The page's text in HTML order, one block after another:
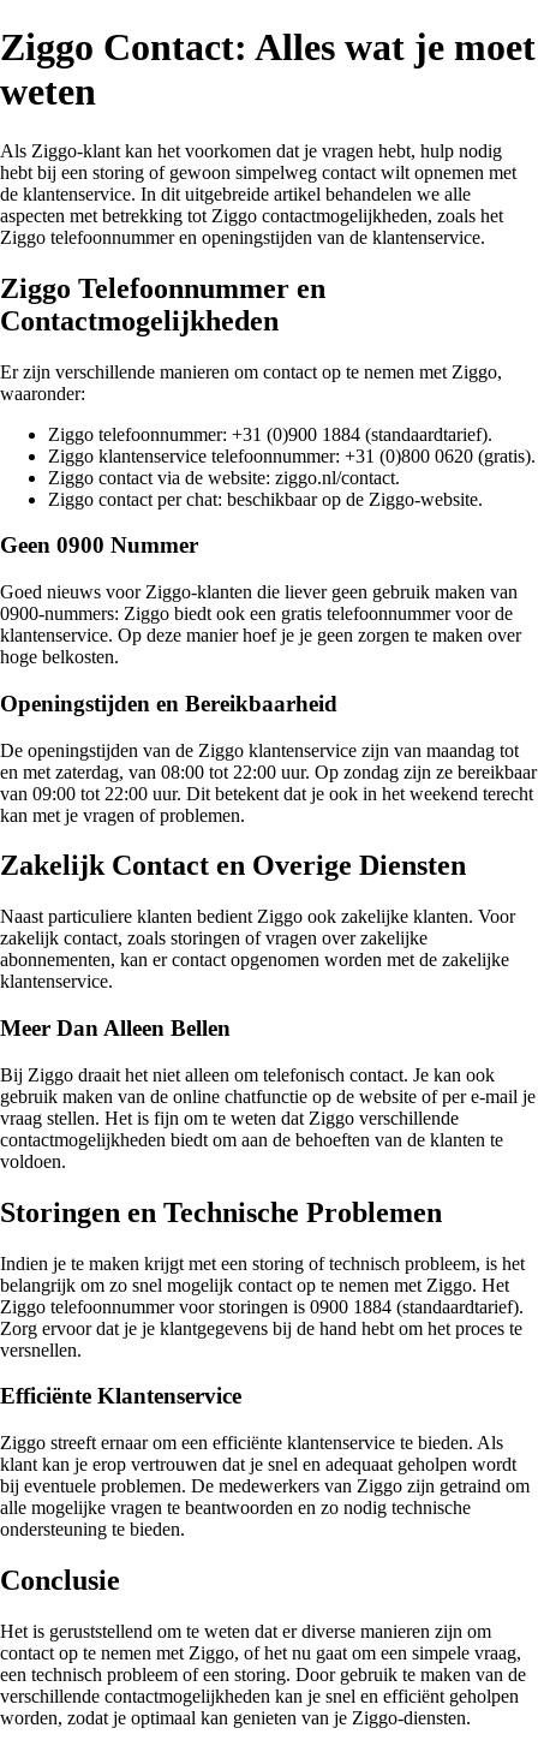
Ziggo Contact: Alles wat je moet
weten
Als Ziggo-klant kan het voorkomen dat je vragen hebt, hulp nodig
hebt bij een storing of gewoon simpelweg contact wilt opnemen met
de klantenservice. In dit uitgebreide artikel behandelen we alle
aspecten met betrekking tot Ziggo contactmogelijkheden, zoals het
Ziggo telefoonnummer en openingstijden van de klantenservice.
Ziggo Telefoonnummer en
Contactmogelijkheden
Er zijn verschillende manieren om contact op te nemen met Ziggo,
waaronder:
Ziggo telefoonnummer: +31 (0)900 1884 (standaardtarief).
Ziggo klantenservice telefoonnummer: +31 (0)800 0620 (gratis).
Ziggo contact via de website: ziggo.nl/contact.
Ziggo contact per chat: beschikbaar op de Ziggo-website.
Geen 0900 Nummer
Goed nieuws voor Ziggo-klanten die liever geen gebruik maken van
0900-nummers: Ziggo biedt ook een gratis telefoonnummer voor de
klantenservice. Op deze manier hoef je je geen zorgen te maken over
hoge belkosten.
Openingstijden en Bereikbaarheid
De openingstijden van de Ziggo klantenservice zijn van maandag tot
en met zaterdag, van 08:00 tot 22:00 uur. Op zondag zijn ze bereikbaar
van 09:00 tot 22:00 uur. Dit betekent dat je ook in het weekend terecht
kan met je vragen of problemen.
Zakelijk Contact en Overige Diensten
Naast particuliere klanten bedient Ziggo ook zakelijke klanten. Voor
zakelijk contact, zoals storingen of vragen over zakelijke
abonnementen, kan er contact opgenomen worden met de zakelijke
klantenservice.
Meer Dan Alleen Bellen
Bij Ziggo draait het niet alleen om telefonisch contact. Je kan ook
gebruik maken van de online chatfunctie op de website of per e-mail je
vraag stellen. Het is fijn om te weten dat Ziggo verschillende
contactmogelijkheden biedt om aan de behoeften van de klanten te
voldoen.
Storingen en Technische Problemen
Indien je te maken krijgt met een storing of technisch probleem, is het
belangrijk om zo snel mogelijk contact op te nemen met Ziggo. Het
Ziggo telefoonnummer voor storingen is 0900 1884 (standaardtarief).
Zorg ervoor dat je je klantgegevens bij de hand hebt om het proces te
versnellen.
Efficiënte Klantenservice
Ziggo streeft ernaar om een efficiënte klantenservice te bieden. Als
klant kan je erop vertrouwen dat je snel en adequaat geholpen wordt
bij eventuele problemen. De medewerkers van Ziggo zijn getraind om
alle mogelijke vragen te beantwoorden en zo nodig technische
ondersteuning te bieden.
Conclusie
Het is geruststellend om te weten dat er diverse manieren zijn om
contact op te nemen met Ziggo, of het nu gaat om een simpele vraag,
een technisch probleem of een storing. Door gebruik te maken van de
verschillende contactmogelijkheden kan je snel en efficiënt geholpen
worden, zodat je optimaal kan genieten van je Ziggo-diensten.